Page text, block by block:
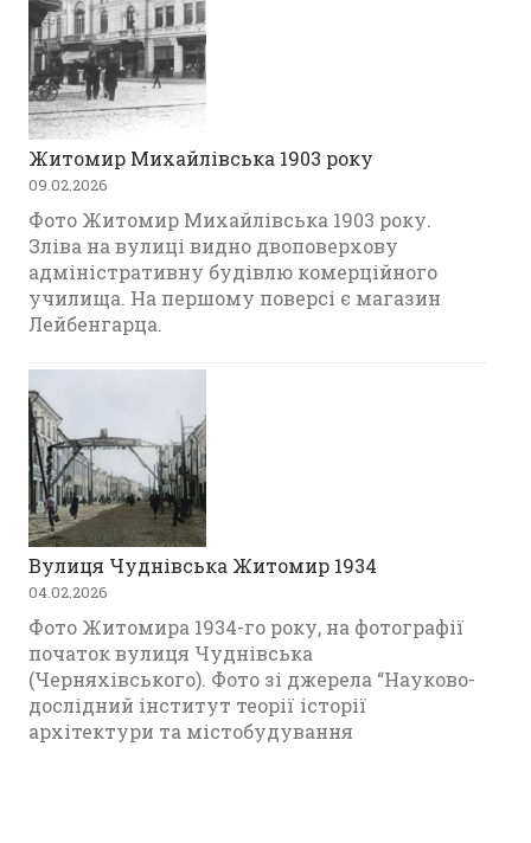
Житомир Михайлівська 1903 року
09.02.2026
Фото Житомир Михайлівська 1903 року.
Зліва на вулиці видно двоповерхову
адміністративну будівлю комерційного
училища. На першому поверсі є магазин
Лейбенгарца.
Вулиця Чуднівська Житомир 1934
04.02.2026
Фото Житомира 1934-го року, на фотографії
початок вулиця Чуднівська
(Черняхівського). Фото зі джерела “Науково-
дослідний інститут теорії історії
архітектури та містобудування